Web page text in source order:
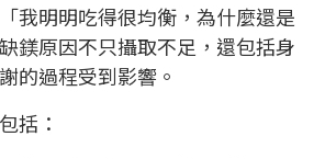
我明明吃得很均衡，為什麼還是
鎂原因不只攝取不足，還包括身
的過程受到影響。
括：